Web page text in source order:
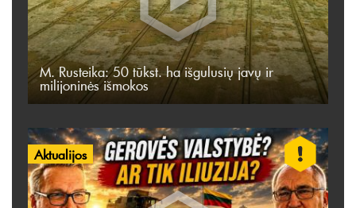
M. Rusteika: 50 tūkst. ha išgulusių javų ir
milijoninės išmokos
Aktualijos